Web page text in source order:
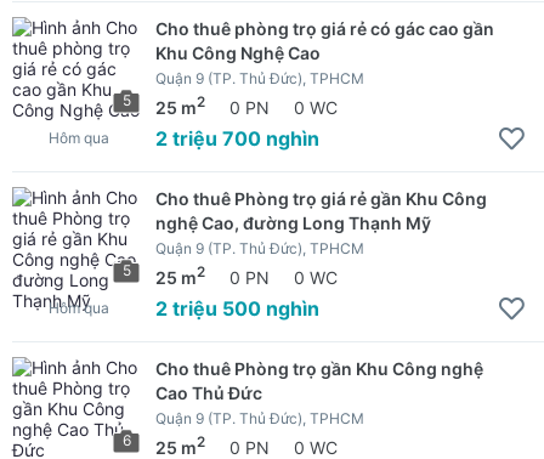
5
Cho thuê phòng trọ giá rẻ có gác cao gần
Khu Công Nghệ Cao
Quận 9 (TP. Thủ Đức), TPHCM
25 m2 0 PN 0 WC
2 triệu 700 nghìn
Hôm qua
5
Cho thuê Phòng trọ giá rẻ gần Khu Công
nghệ Cao, đường Long Thạnh Mỹ
Quận 9 (TP. Thủ Đức), TPHCM
25 m2 0 PN 0 WC
2 triệu 500 nghìn
Hôm qua
6
Cho thuê Phòng trọ gần Khu Công nghệ
Cao Thủ Đức
Quận 9 (TP. Thủ Đức), TPHCM
25 m2 0 PN 0 WC